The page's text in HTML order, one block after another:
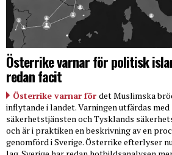
Österrike varnar för politisk
redan facit
Österrike varnar för det Muslimska
inflytande i landet. Varningen utfärdas med
säkerhetstjänsten och Tysklands
och är i praktiken en beskrivning av en
genomförd i Sverige. Österrike efterlyser